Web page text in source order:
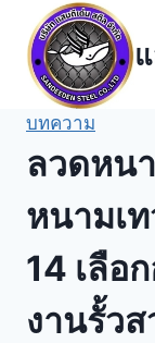
content
บทความ
ลวดหน
หนามเท
14 เลือ
งานรั้ว